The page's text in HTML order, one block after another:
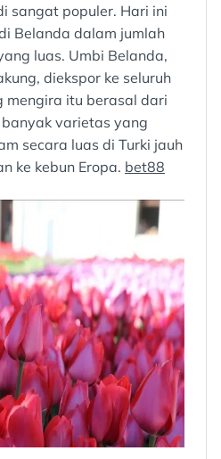
sangat populer. Hari ini
Belanda dalam jumlah
luas. Umbi Belanda,
diekspor ke seluruh
mengira itu berasal dari
varietas yang
secara luas di Turki jauh
ke kebun Eropa. bet88